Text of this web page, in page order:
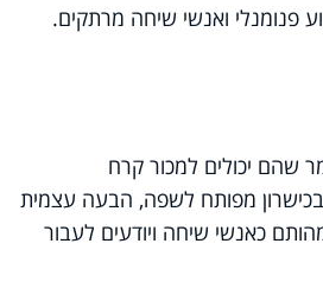
פנומנלי ואנשי שיחה מרתקים.
שהם יכולים למכור קרח
בכישרון מפותח לשפה, הבעה עצמית
כאנשי שיחה ויודעים לעבור